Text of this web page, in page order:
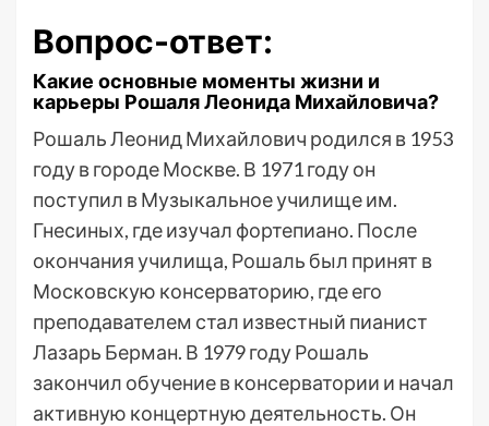
Вопрос-ответ:
Какие основные моменты жизни и
карьеры Рошаля Леонида Михайловича?
Рошаль Леонид Михайлович родился в 1953
году в городе Москве. В 1971 году он
поступил в Музыкальное училище им.
Гнесиных, где изучал фортепиано. После
окончания училища, Рошаль был принят в
Московскую консерваторию, где его
преподавателем стал известный пианист
Лазарь Берман. В 1979 году Рошаль
закончил обучение в консерватории и начал
активную концертную деятельность. Он